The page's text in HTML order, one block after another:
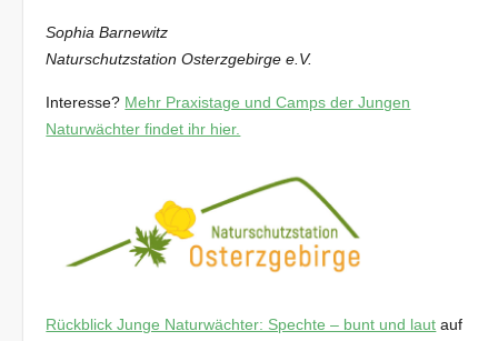
Sophia Barnewitz
Naturschutzstation Osterzgebirge e.V.
Interesse? Mehr Praxistage und Camps der Jungen
Naturwächter findet ihr hier.
Rückblick Junge Naturwächter: Spechte – bunt und laut auf